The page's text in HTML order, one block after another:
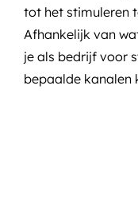
tot het stimuleren
Afhankelijk van
je als bedrijf voor
bepaalde kanalen